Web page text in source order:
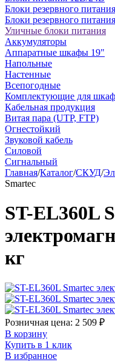
Блоки резервного
Блоки резервного
Уличные блоки питания
Аккумуляторы
Аппаратные шкафы 19"
Напольные
Настенные
Всепогодные
Комплектующие для
Кабельная продукция
Витая пара (UTP, FTP)
Огнестойкий
Звуковой кабель
Силовой
Сигнальный
Главная/Каталог/СКУД/
Smartec
ST-EL360L
кг
Розничная цена: 2 509 ₽
В корзину
Купить в 1 клик
В избранное